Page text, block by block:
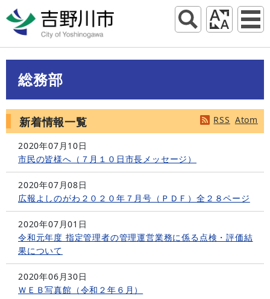
総務部
RSS Atom
新着情報一覧
2020年07月10日
市民の皆様へ（７月１０日市長メッセージ）
2020年07月08日
広報よしのがわ２０２０年７月号（ＰＤＦ）全２８ページ
2020年07月01日
令和元年度 指定管理者の管理運営業務に係る点検・評価結
果について
2020年06月30日
ＷＥＢ写真館（令和２年６月）